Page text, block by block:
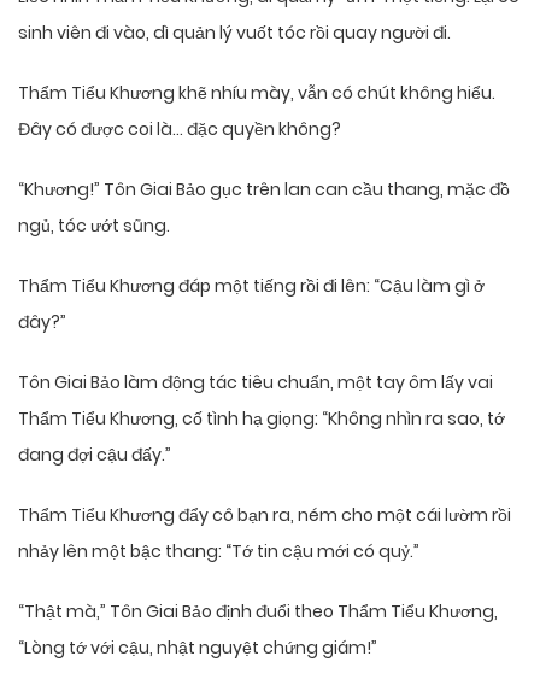
sinh viên đi vào, dì quản lý vuốt tóc rồi quay người đi.
Thẩm Tiểu Khương khẽ nhíu mày, vẫn có chút không hiểu.
Đây có được coi là… đặc quyền không?
“Khương!” Tôn Giai Bảo gục trên lan can cầu thang, mặc đồ
ngủ, tóc ướt sũng.
Thẩm Tiểu Khương đáp một tiếng rồi đi lên: “Cậu làm gì ở
đây?”
Tôn Giai Bảo làm động tác tiêu chuẩn, một tay ôm lấy vai
Thẩm Tiểu Khương, cố tình hạ giọng: “Không nhìn ra sao, tớ
đang đợi cậu đấy.”
Thẩm Tiểu Khương đẩy cô bạn ra, ném cho một cái lườm rồi
nhảy lên một bậc thang: “Tớ tin cậu mới có quỷ.”
“Thật mà,” Tôn Giai Bảo định đuổi theo Thẩm Tiểu Khương,
“Lòng tớ với cậu, nhật nguyệt chứng giám!”